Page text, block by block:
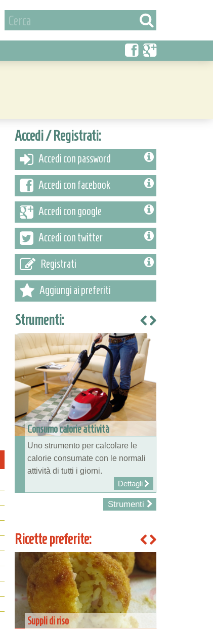
Accedi / Registrati:
Accedi con password
Accedi con facebook
Accedi con google
Accedi con twitter
Registrati
Aggiungi ai preferiti
Strumenti:
Consumo calorie attività
Uno strumento per calcolare le
calorie consumate con le normali
attività di tutti i giorni.
Dettagli
Strumenti
Ricette preferite:
Suppli di riso